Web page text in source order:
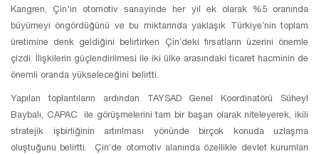
Kangren, Çin'in otomotiv sanayinde her yıl ek olarak %5 oranında
büyümeyi öngördüğünü ve bu miktarında yaklaşık Türkiye’nin toplam
üretimine denk geldiğini belirtirken Çin’deki fırsatların üzerini önemle
çizdi. İlişkilerin güçlendirilmesi ile iki ülke arasındaki ticaret hacminin de
önemli oranda yükseleceğini belirtti.
Yapılan toplantıların ardından TAYSAD Genel Koordinatörü Süheyl
Baybalı, CAPAC ile görüşmelerini tam bir başarı olarak niteleyerek, ikili
stratejik işbirliğinin artırılması yönünde birçok konuda uzlaşma
oluştuğunu belirtti. Çin’de otomotiv alanında özellikle devlet kurumları